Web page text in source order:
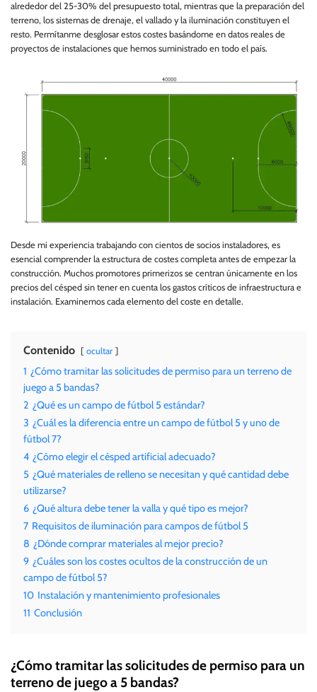
alrededor del 25-30% del presupuesto total, mientras que la preparación del
terreno, los sistemas de drenaje, el vallado y la iluminación constituyen el
resto. Permítanme desglosar estos costes basándome en datos reales de
proyectos de instalaciones que hemos suministrado en todo el país.
Desde mi experiencia trabajando con cientos de socios instaladores, es
esencial comprender la estructura de costes completa antes de empezar la
construcción. Muchos promotores primerizos se centran únicamente en los
precios del césped sin tener en cuenta los gastos críticos de infraestructura e
instalación. Examinemos cada elemento del coste en detalle.
Contenido ocultar
1 ¿Cómo tramitar las solicitudes de permiso para un terreno de
juego a 5 bandas?
2 ¿Qué es un campo de fútbol 5 estándar?
3 ¿Cuál es la diferencia entre un campo de fútbol 5 y uno de
fútbol 7?
4 ¿Cómo elegir el césped artificial adecuado?
5 ¿Qué materiales de relleno se necesitan y qué cantidad debe
utilizarse?
6 ¿Qué altura debe tener la valla y qué tipo es mejor?
7 Requisitos de iluminación para campos de fútbol 5
8 ¿Dónde comprar materiales al mejor precio?
9 ¿Cuáles son los costes ocultos de la construcción de un
campo de fútbol 5?
10 Instalación y mantenimiento profesionales
11 Conclusión
¿Cómo tramitar las solicitudes de permiso para un
terreno de juego a 5 bandas?